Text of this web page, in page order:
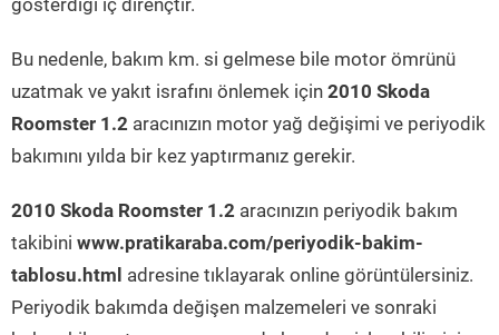
gösterdiği iç dirençtir.
Bu nedenle, bakım km. si gelmese bile motor ömrünü
uzatmak ve yakıt israfını önlemek için 2010 Skoda
Roomster 1.2 aracınızın motor yağ değişimi ve periyodik
bakımını yılda bir kez yaptırmanız gerekir.
2010 Skoda Roomster 1.2 aracınızın periyodik bakım
takibini www.pratikaraba.com/periyodik-bakim-
tablosu.html adresine tıklayarak online görüntülersiniz.
Periyodik bakımda değişen malzemeleri ve sonraki